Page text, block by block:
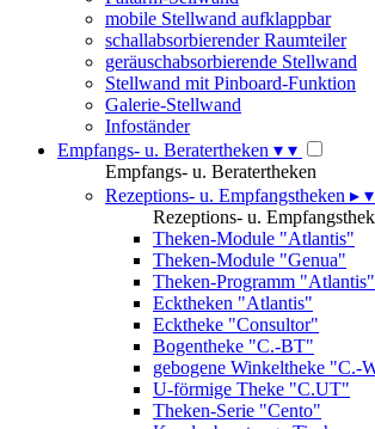
mobile Stellwand aufklappbar
schallabsorbierender Raumteiler
geräuschabsorbierende Stellwand
Stellwand mit Pinboard-Funktion
Galerie-Stellwand
Infoständer
Empfangs- u. Beratertheken ▾ ▾
Empfangs- u. Beratertheken
Rezeptions- u. Empfangstheken ▸ ▾
Rezeptions- u.
Theken-Module "Atlantis"
Theken-Module "Genua"
Theken-Programm "Atlantis"
Ecktheken "Atlantis"
Ecktheke "Consultor"
Bogentheke "C.-BT"
gebogene Winkeltheke "C.-
U-förmige Theke "C.UT"
Theken-Serie "Cento"